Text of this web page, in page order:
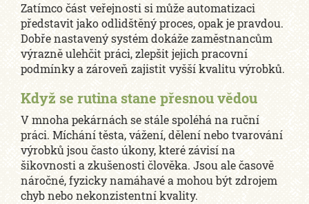
Zatímco část veřejnosti si může automatizaci
představit jako odlidštěný proces, opak je pravdou.
Dobře nastavený systém dokáže zaměstnancům
výrazně ulehčit práci, zlepšit jejich pracovní
podmínky a zároveň zajistit vyšší kvalitu výrobků.
Když se rutina stane přesnou vědou
V mnoha pekárnách se stále spoléhá na ruční
práci. Míchání těsta, vážení, dělení nebo tvarování
výrobků jsou často úkony, které závisí na
šikovnosti a zkušenosti člověka. Jsou ale časově
náročné, fyzicky namáhavé a mohou být zdrojem
chyb nebo nekonzistentní kvality.